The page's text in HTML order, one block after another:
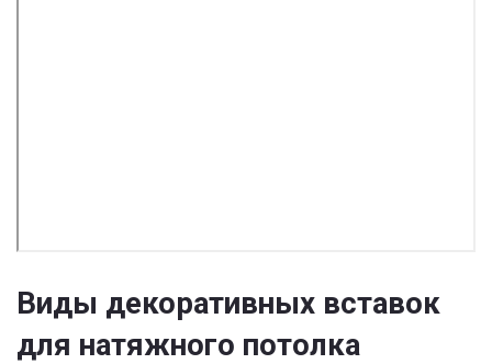
Виды декоративных вставок
для натяжного потолка